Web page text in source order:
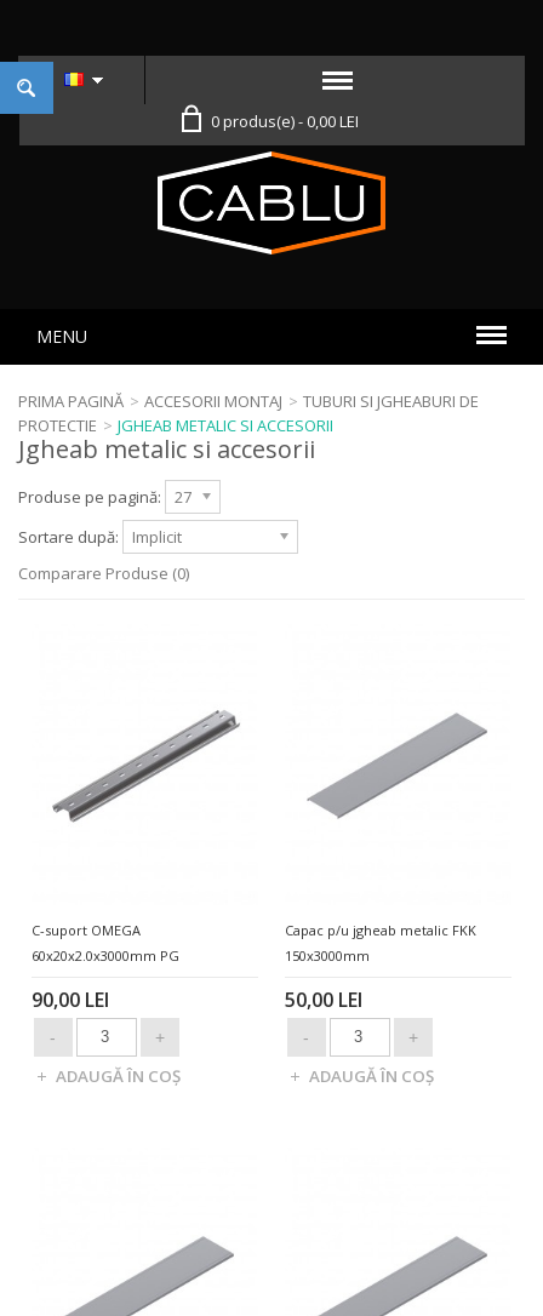
0 produs(e) - 0,00 LEI
MENU
PRIMA PAGINĂ > ACCESORII MONTAJ > TUBURI SI JGHEABURI DE
PROTECTIE > JGHEAB METALIC SI ACCESORII
Jgheab metalic si accesorii
Produse pe pagină:
27
Sortare după:
Implicit
Comparare Produse (0)
C-suport OMEGA
60x20x2.0x3000mm PG
90,00 LEI
Capac p/u jgheab metalic FKK
150x3000mm
50,00 LEI